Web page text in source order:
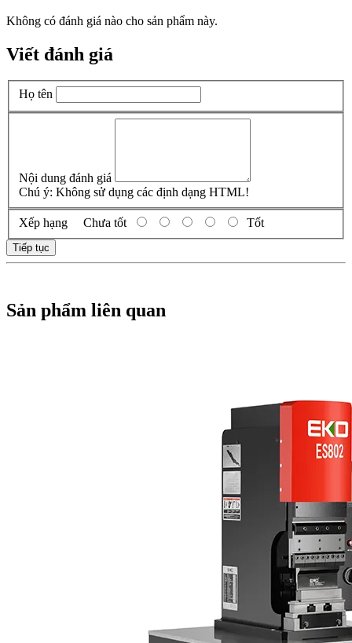
Không có đánh giá nào cho sản phẩm này.
Viết đánh giá
Họ tên
Nội dung đánh giá
Chú ý: Không sử dụng các định dạng HTML!
Xếp hạng Chưa tốt Tốt
Tiếp tục
Sản phẩm liên quan